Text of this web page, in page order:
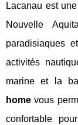
Lacanau est
Nouvelle
paradisiaques
activités
marine et la
home vous
confortable